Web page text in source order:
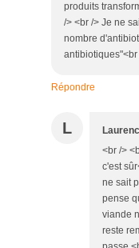
produits
/> <br /> Je ne
nombre
antibiotiques"<br
Répondre
L
<br />
c'est
ne sait
pense
viande
reste